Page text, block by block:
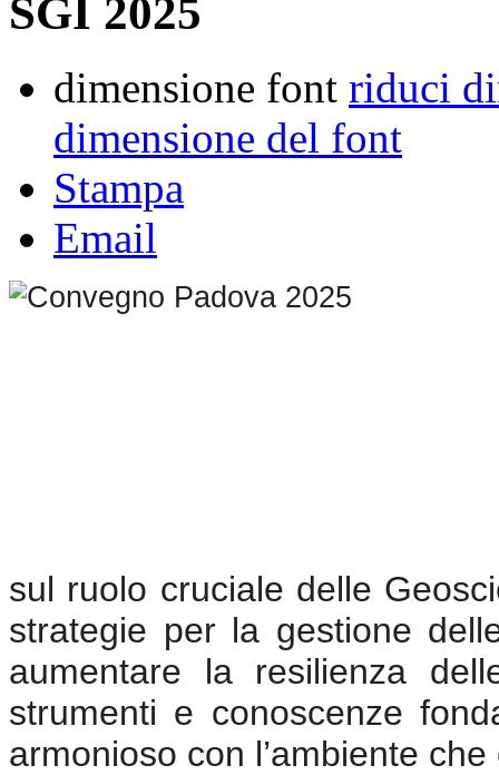
SGI 2025
dimensione font riduci
dimensione del font
Stampa
Email
sul ruolo cruciale delle
strategie per la gestione
aumentare la resilienza
strumenti e conoscenze
armonioso con l’ambiente